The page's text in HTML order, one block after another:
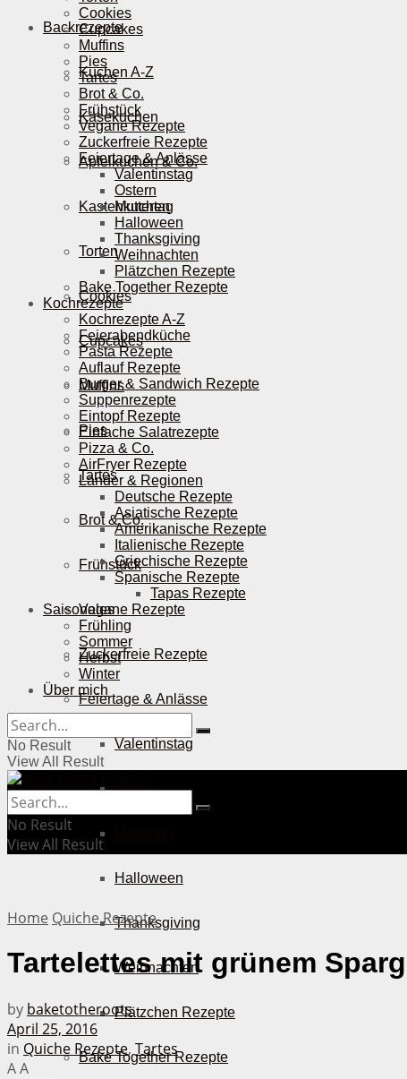
Backrezepte
Kuchen A-Z
Käsekuchen
Apfelkuchen & Co.
Kastenkuchen
Torten
Cookies
Cupcakes
Muffins
Pies
Tartes
Brot & Co.
Frühstück
Vegane Rezepte
Zuckerfreie Rezepte
Feiertage & Anlässe
Valentinstag
Ostern
Halloween
Thanksgiving
Weihnachten
Plätzchen Rezepte
Bake Together Rezepte
Cookies
Cupcakes
Muffins
Pies
Tartes
Brot & Co.
Frühstück
Vegane Rezepte
Zuckerfreie Rezepte
Feiertage & Anlässe
Valentinstag
Ostern
Muttertag
Halloween
Thanksgiving
Weihnachten
Plätzchen Rezepte
Bake Together Rezepte
Kochrezepte
Kochrezepte A-Z
Feierabendküche
Pasta Rezepte
Auflauf Rezepte
Burger & Sandwich Rezepte
Suppenrezepte
Eintopf Rezepte
Einfache Salatrezepte
Pizza & Co.
AirFryer Rezepte
Länder & Regionen
Deutsche Rezepte
Asiatische Rezepte
Amerikanische Rezepte
Italienische Rezepte
Griechische Rezepte
Spanische Rezepte
Tapas Rezepte
Saisonales
Frühling
Sommer
Herbst
Winter
Über mich
No Result
View All Result
No Result
View All Result
Home Quiche Rezepte
Tartelettes mit grünem
by baketotheroots
April 25, 2016
in Quiche Rezepte, Tartes
AA